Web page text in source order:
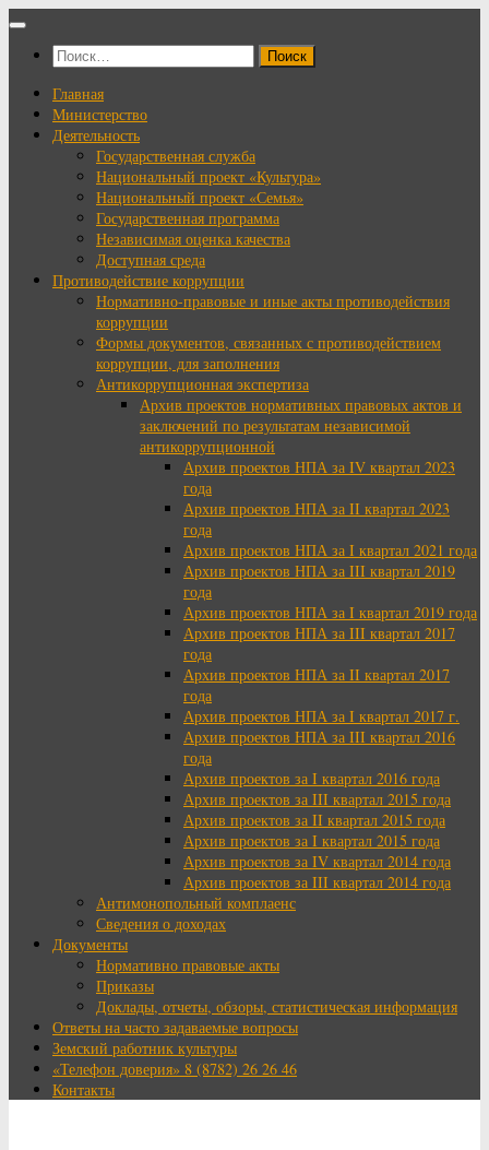
Перейти
содержимому
Найти:
Главная
Министерство
Деятельность
Государственная служба
Национальный проект «Культура»
Национальный проект «Семья»
Государственная программа
Независимая оценка качества
Доступная среда
Противодействие коррупции
Нормативно-правовые и иные акты противодействия
коррупции
Формы документов, связанных с противодействием
коррупции, для заполнения
Антикоррупционная экспертиза
Архив проектов нормативных правовых актов и
заключений по результатам независимой
антикоррупционной
Архив проектов НПА за IV квартал 2023
года
Архив проектов НПА за II квартал 2023
года
Архив проектов НПА за I квартал 2021 года
Архив проектов НПА за III квартал 2019
года
Архив проектов НПА за I квартал 2019 года
Архив проектов НПА за III квартал 2017
года
Архив проектов НПА за II квартал 2017
года
Архив проектов НПА за I квартал 2017 г.
Архив проектов НПА за III квартал 2016
года
Архив проектов за I квартал 2016 года
Архив проектов за III квартал 2015 года
Архив проектов за II квартал 2015 года
Архив проектов за I квартал 2015 года
Архив проектов за IV квартал 2014 года
Архив проектов за III квартал 2014 года
Антимонопольный комплаенс
Сведения о доходах
Документы
Нормативно правовые акты
Приказы
Доклады, отчеты, обзоры, статистическая информация
Ответы на часто задаваемые вопросы
Земский работник культуры
«Телефон доверия» 8 (8782) 26 26 46
Контакты